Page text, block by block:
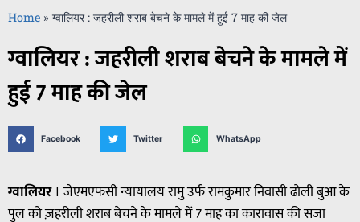
Home » ग्वालियर : जहरीली शराब बेचने के मामले में हुई 7 माह की जेल
ग्वालियर : जहरीली शराब बेचने के मामले में
हुई 7 माह की जेल
Facebook Twitter WhatsApp
ग्वालियर। जेएमएफसी न्यायालय रामु उर्फ रामकुमार निवासी ढोली बुआ के
पुल को ज़हरीली शराब बेचने के मामले में 7 माह का कारावास की सजा